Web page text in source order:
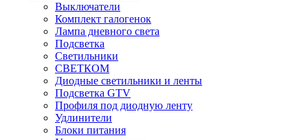
Выключатели
Комплект галогенок
Лампа дневного света
Подсветка
Светильники
СВЕТКОМ
Диодные светильники и ленты
Подсветка GTV
Профиля под диодную ленту
Удлинители
Блоки питания